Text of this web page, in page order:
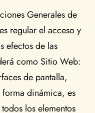
Generales de
regular el acceso y
efectos de las
como Sitio Web:
de pantalla,
dinámica, es
los elementos